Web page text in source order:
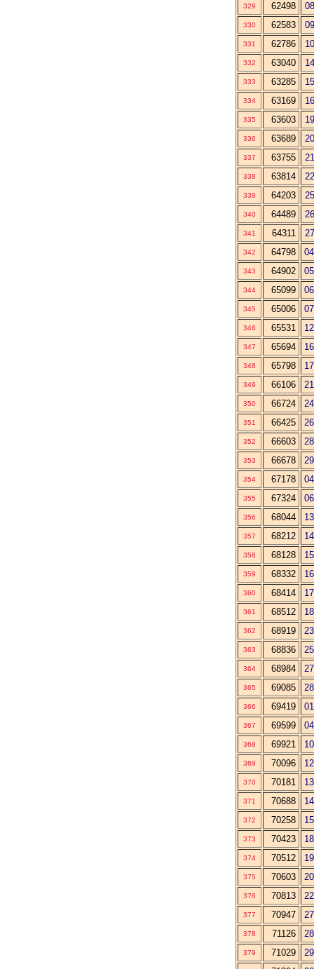
329 62498
330 62583
331 62786
332 63040
333 63285
334 63169
335 63603
336 63689
337 63755
338 63814
339 64203
340 64489
341 64311
342 64798
343 64902
344 65099
345 65006
346 65531
347 65694
348 65798
349 66106
350 66724
351 66425
352 66603
353 66678
354 67178
355 67324
356 68044
357 68212
358 68128
359 68332
360 68414
361 68512
362 68919
363 68836
364 68984
365 69085
366 69419
367 69599
368 69921
369 70096
370 70181
371 70688
372 70258
373 70423
374 70512
375 70603
376 70813
377 70947
378 71126
379 71029